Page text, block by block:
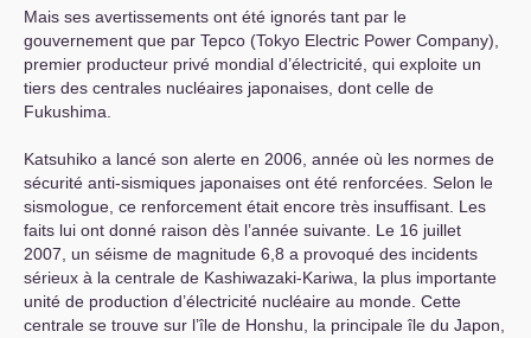
Mais ses avertissements ont été ignorés tant par le
gouvernement que par Tepco (Tokyo Electric Power Company),
premier producteur privé mondial d’électricité, qui exploite un
tiers des centrales nucléaires japonaises, dont celle de
Fukushima.
Katsuhiko a lancé son alerte en 2006, année où les normes de
sécurité anti-sismiques japonaises ont été renforcées. Selon le
sismologue, ce renforcement était encore très insuffisant. Les
faits lui ont donné raison dès l’année suivante. Le 16 juillet
2007, un séisme de magnitude 6,8 a provoqué des incidents
sérieux à la centrale de Kashiwazaki-Kariwa, la plus importante
unité de production d’électricité nucléaire au monde. Cette
centrale se trouve sur l’île de Honshu, la principale île du Japon,